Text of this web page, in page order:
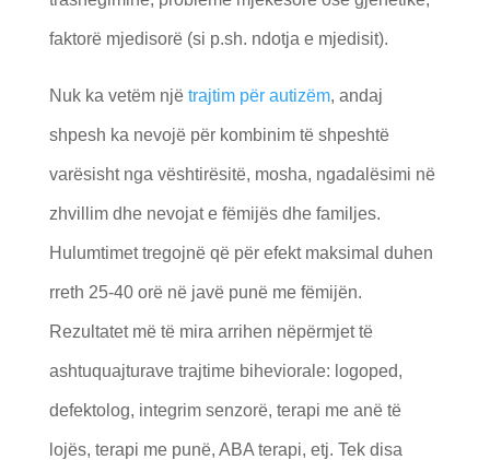
faktorë mjedisorë (si p.sh. ndotja e mjedisit).
Nuk ka vetëm një trajtim për autizëm, andaj
shpesh ka nevojë për kombinim të shpeshtë
varësisht nga vështirësitë, mosha, ngadalësimi në
zhvillim dhe nevojat e fëmijës dhe familjes.
Hulumtimet tregojnë që për efekt maksimal duhen
rreth 25-40 orë në javë punë me fëmijën.
Rezultatet më të mira arrihen nëpërmjet të
ashtuquajturave trajtime biheviorale: logoped,
defektolog, integrim senzorë, terapi me anë të
lojës, terapi me punë, ABA terapi, etj. Tek disa